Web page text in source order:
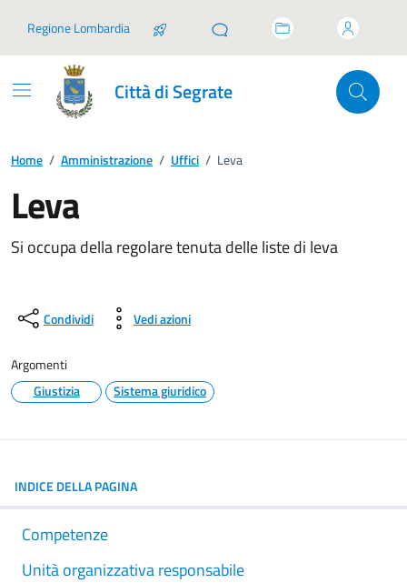
Regione Lombardia
Città di Segrate
Home / Amministrazione / Uffici / Leva
Leva
Si occupa della regolare tenuta delle liste di leva
Condividi Vedi azioni
Argomenti
Giustizia
Sistema giuridico
INDICE DELLA PAGINA
Competenze
Unità organizzativa responsabile